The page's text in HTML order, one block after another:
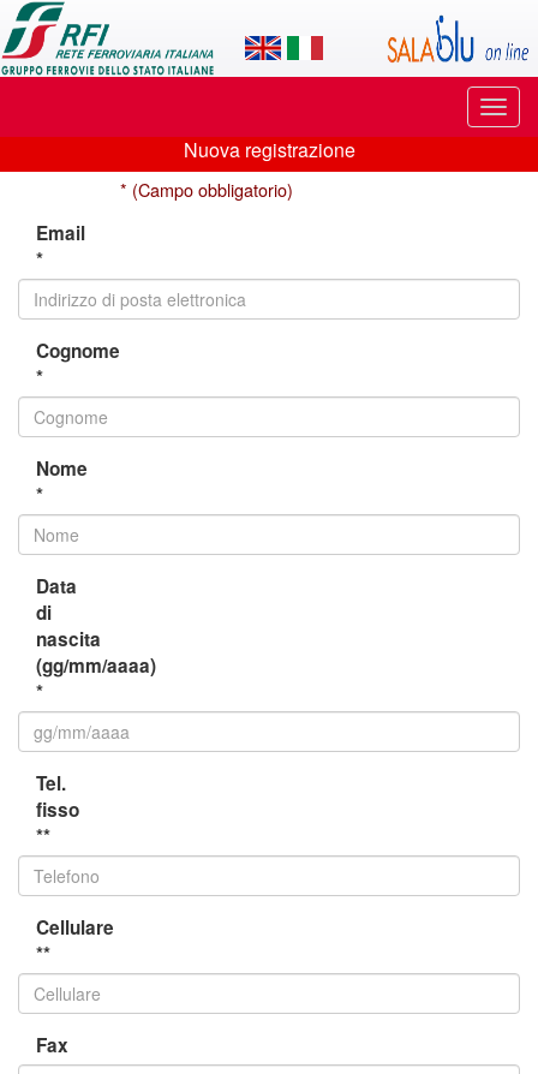
Applicazione
SalaBlu
Online
di
Ferroviaria
Italiana
di
Nuova
registrazione
Nuova registrazione
* (Campo obbligatorio)
Email
*
Cognome
*
Nome
*
Data
di
nascita
(gg/mm/aaaa)
*
Tel.
fisso
**
Cellulare
**
Fax